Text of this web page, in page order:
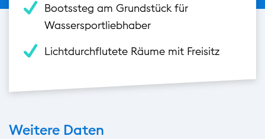
Bootssteg am Grundstück für
Wassersportliebhaber
Lichtdurchflutete Räume mit Freisitz
Weitere Daten